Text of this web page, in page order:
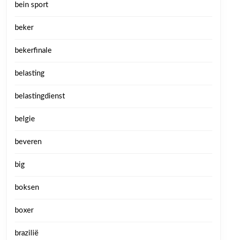
bein sport
beker
bekerfinale
belasting
belastingdienst
belgie
beveren
big
boksen
boxer
brazilië